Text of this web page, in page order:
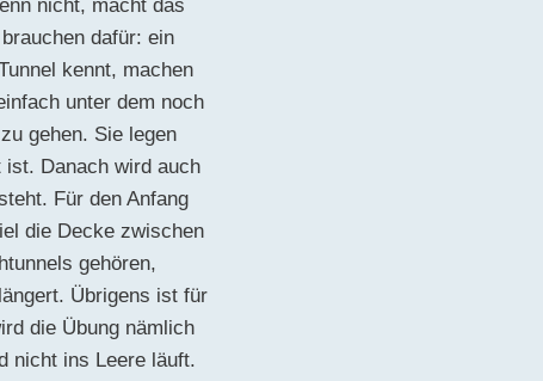
nicht, macht das
dafür: ein
kennt, machen
unter dem noch
gehen. Sie legen
Danach wird auch
Für den Anfang
die Decke zwischen
gehören,
Übrigens ist für
die Übung nämlich
nicht ins Leere läuft.